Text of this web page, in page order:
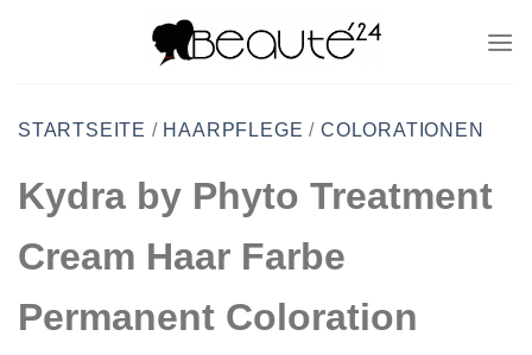
STARTSEITE / HAARPFLEGE / COLORATIONEN
Kydra by Phyto Treatment
Cream Haar Farbe
Permanent Coloration